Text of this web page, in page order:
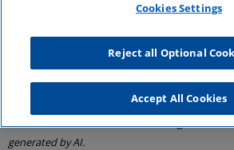
Die Untertitel wurden durch eine KI generiert. /
generated by AI.
Cookies Settings
Reject all Optional
Accept All Cookies